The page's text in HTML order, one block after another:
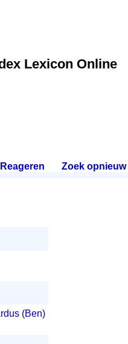
Lexicon Online
Reageren Zoek opnieuw.
(Ben)